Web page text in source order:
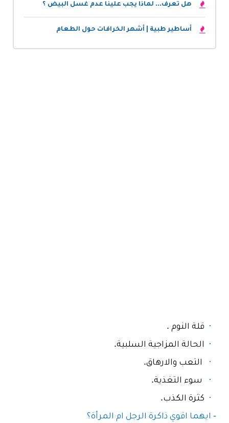
هل تعرف... لماذا يجب علينا عدم غسل البيض ؟
أساطير طبية | أشهر الخرافات حول الطعام
·
قلة النوم .
·
الحالة المزاجية السلبية.
·
التعب والارهاق.
·
سوء التغذية.
·
كثرة الكذب.
- ايهما اقوي ذاكرة الرجل ام المرأة؟